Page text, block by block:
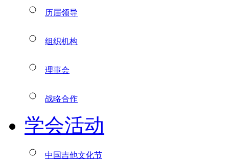
历届领导
组织机构
理事会
战略合作
学会活动
中国吉他文化节